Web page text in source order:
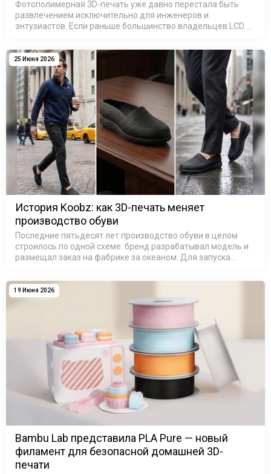
Фотополимерная 3D-печать уже давно перестала быть
развлечением исключительно для инженеров и
энтузиастов. Если раньше большинство владельцев LCD и
удовольствия, то сегодня ситуация и…
25 Июня 2026
История Koobz: как 3D-печать меняет
производство обуви
Последние пятьдесят лет производство обуви в целом
строилось по одной схеме: бренд разрабатывал модель и
размещал заказ на фабрике за океаном. Для запуска
металлические формы, …
19 Июня 2026
Bambu Lab представила PLA Pure — новый
филамент для безопасной домашней 3D-
печати